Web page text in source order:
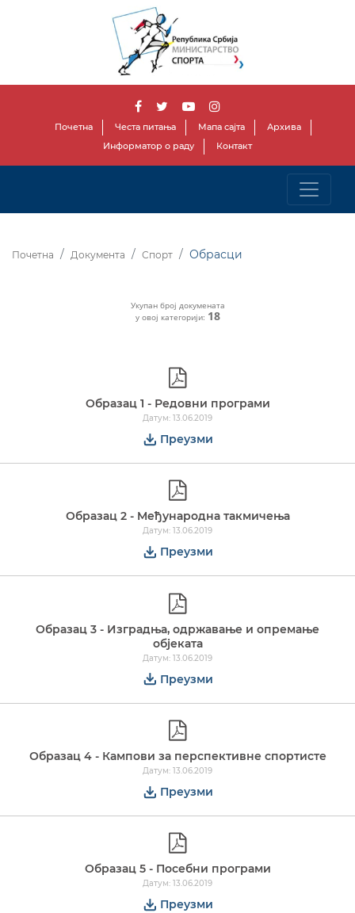
Почетна Честа питања Мапа сајта
Архива
Информатор о раду
Контакт
Почетна Документа Спорт Обрасци
Укупан број докумената
у овој категорији: 18
Образац 1 - Редовни програми
Датум: 13.06.2019
Преузми
Образац 2 - Meђународна такмичења
Датум: 13.06.2019
Преузми
Образац 3 - Изградња, одржавање и опремање
објеката
Датум: 13.06.2019
Преузми
Образац 4 - Кампови за перспективне спортисте
Датум: 13.06.2019
Преузми
Образац 5 - Посебни програми
Датум: 13.06.2019
Преузми